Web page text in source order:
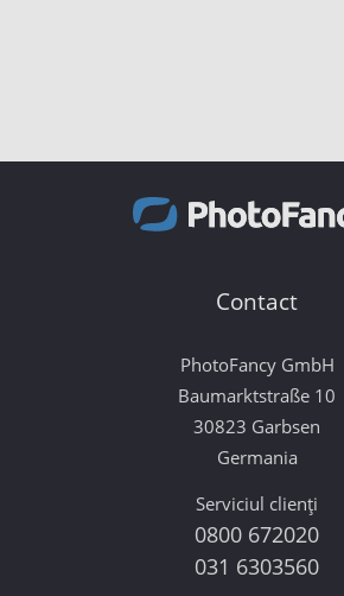
Contact
PhotoFancy GmbH
Baumarktstraße 10
30823 Garbsen
Germania
Serviciul clienți
0800 672020
031 6303560